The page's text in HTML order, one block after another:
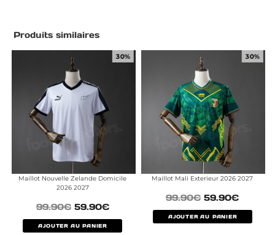
Produits similaires
30%
Maillot Nouvelle Zelande Domicile
2026 2027
99.90€ 59.90€
AJOUTER AU PANIER
30%
Maillot Mali Exterieur 2026 2027
99.90€ 59.90€
AJOUTER AU PANIER